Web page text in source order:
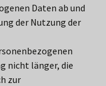
Daten ab und
der Nutzung der
nicht länger, die
zur